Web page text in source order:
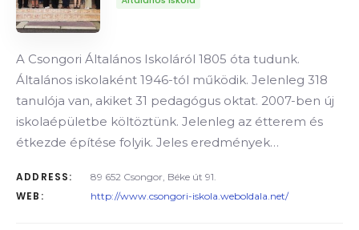
A Csongori Általános Iskoláról 1805 óta tudunk.
Általános iskolaként 1946-tól működik. Jelenleg 318
tanulója van, akiket 31 pedagógus oktat. 2007-ben új
iskolaépületbe költöztünk. Jelenleg az étterem és
étkezde építése folyik. Jeles eredmények…
ADDRESS: 89 652 Csongor, Béke út 91.
WEB: http://www.csongori-iskola.weboldala.net/